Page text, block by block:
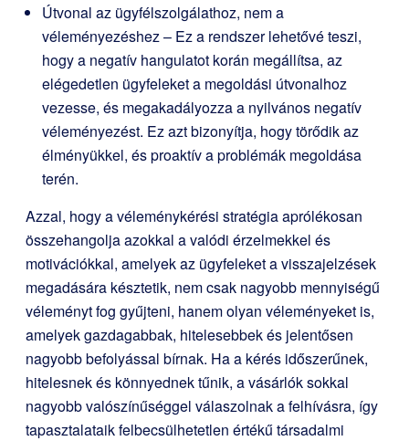
Útvonal az ügyfélszolgálathoz, nem a
véleményezéshez – Ez a rendszer lehetővé teszi,
hogy a negatív hangulatot korán megállítsa, az
elégedetlen ügyfeleket a megoldási útvonalhoz
vezesse, és megakadályozza a nyilvános negatív
véleményezést. Ez azt bizonyítja, hogy törődik az
élményükkel, és proaktív a problémák megoldása
terén.
Azzal, hogy a véleménykérési stratégia aprólékosan
összehangolja azokkal a valódi érzelmekkel és
motivációkkal, amelyek az ügyfeleket a visszajelzések
megadására késztetik, nem csak nagyobb mennyiségű
véleményt fog gyűjteni, hanem olyan véleményeket is,
amelyek gazdagabbak, hitelesebbek és jelentősen
nagyobb befolyással bírnak. Ha a kérés időszerűnek,
hitelesnek és könnyednek tűnik, a vásárlók sokkal
nagyobb valószínűséggel válaszolnak a felhívásra, így
tapasztalataik felbecsülhetetlen értékű társadalmi